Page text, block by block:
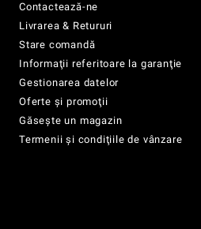
Contactează-ne
Livrarea & Retururi
Stare comandă
Informaţii referitoare la garanţie
Gestionarea datelor
Oferte şi promoţii
Găsește un magazin
Termenii şi condiţiile de vânzare